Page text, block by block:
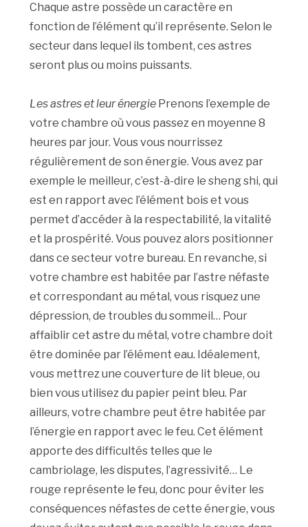
Chaque astre possède un caractère en
fonction de l’élément qu’il représente. Selon le
secteur dans lequel ils tombent, ces astres
seront plus ou moins puissants.
Les astres et leur énergie Prenons l’exemple de
votre chambre où vous passez en moyenne 8
heures par jour. Vous vous nourrissez
régulièrement de son énergie. Vous avez par
exemple le meilleur, c’est-à-dire le sheng shi, qui
est en rapport avec l’élément bois et vous
permet d’accéder à la respectabilité, la vitalité
et la prospérité. Vous pouvez alors positionner
dans ce secteur votre bureau. En revanche, si
votre chambre est habitée par l’astre néfaste
et correspondant au métal, vous risquez une
dépression, de troubles du sommeil… Pour
affaiblir cet astre du métal, votre chambre doit
être dominée par l’élément eau. Idéalement,
vous mettrez une couverture de lit bleue, ou
bien vous utilisez du papier peint bleu. Par
ailleurs, votre chambre peut être habitée par
l’énergie en rapport avec le feu. Cet élément
apporte des difficultés telles que le
cambriolage, les disputes, l’agressivité… Le
rouge représente le feu, donc pour éviter les
conséquences néfastes de cette énergie, vous